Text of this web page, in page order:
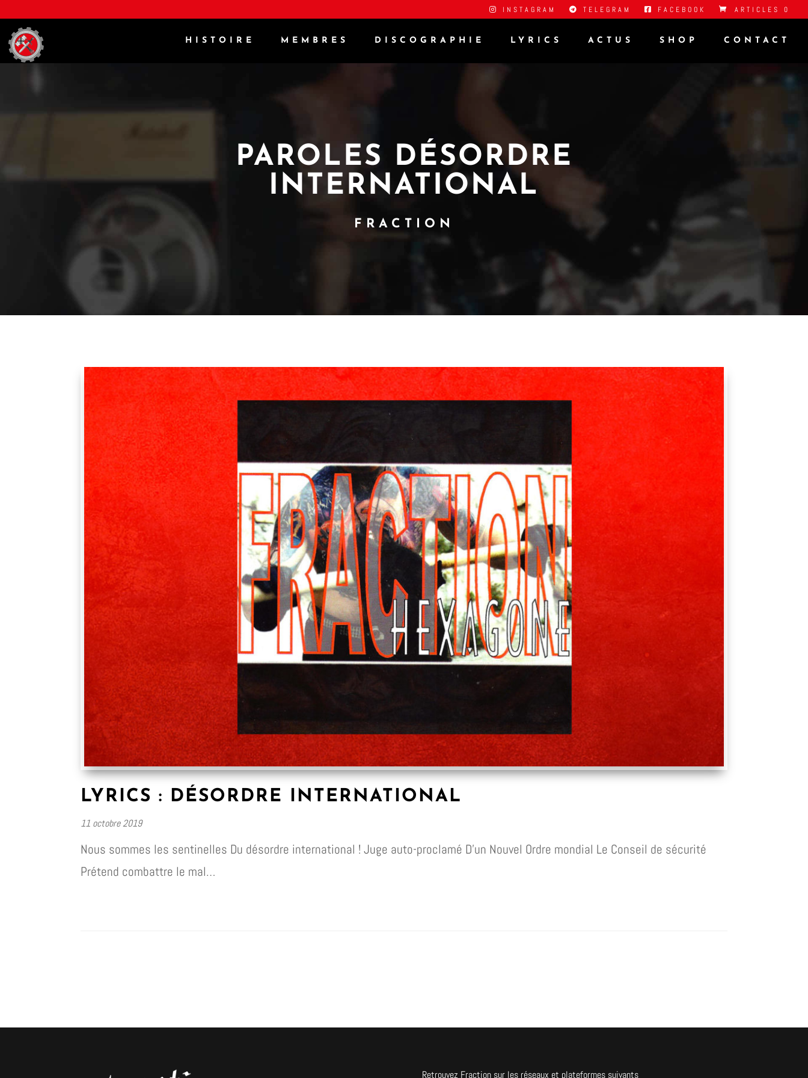
INSTAGRAM TELEGRAM FACEBOOK ARTICLES 0
HISTOIRE MEMBRES DISCOGRAPHIE LYRICS ACTUS SHOP CONTACT
PAROLES DÉSORDRE
INTERNATIONAL
FRACTION
LYRICS : DÉSORDRE INTERNATIONAL
11 octobre 2019
Nous sommes les sentinelles Du désordre international ! Juge auto-proclamé D’un Nouvel Ordre mondial Le Conseil de sécurité
Prétend combattre le mal…
Retrouvez Fraction sur les réseaux et plateformes suivants